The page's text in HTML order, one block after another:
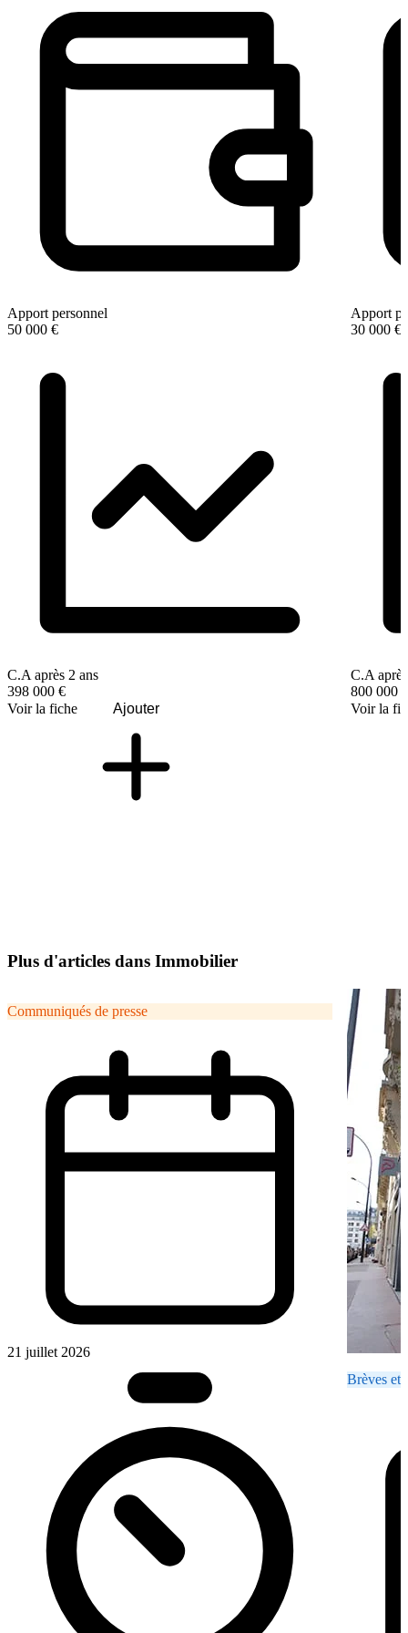
Apport personnel
50 000 €
C.A après 2 ans
398 000 €
Voir la fiche
Ajouter
Apport
30 000 €
C.A
800 000 €
Voir la
Plus d'articles dans Immobilier
Communiqués de presse
21 juillet 2026
Brèves et